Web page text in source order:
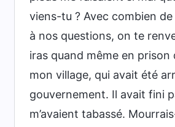
viens-tu ? Avec combien
à nos questions, on te
iras quand même en prison
mon village, qui avait été
gouvernement. Il avait fini
m’avaient tabassé.